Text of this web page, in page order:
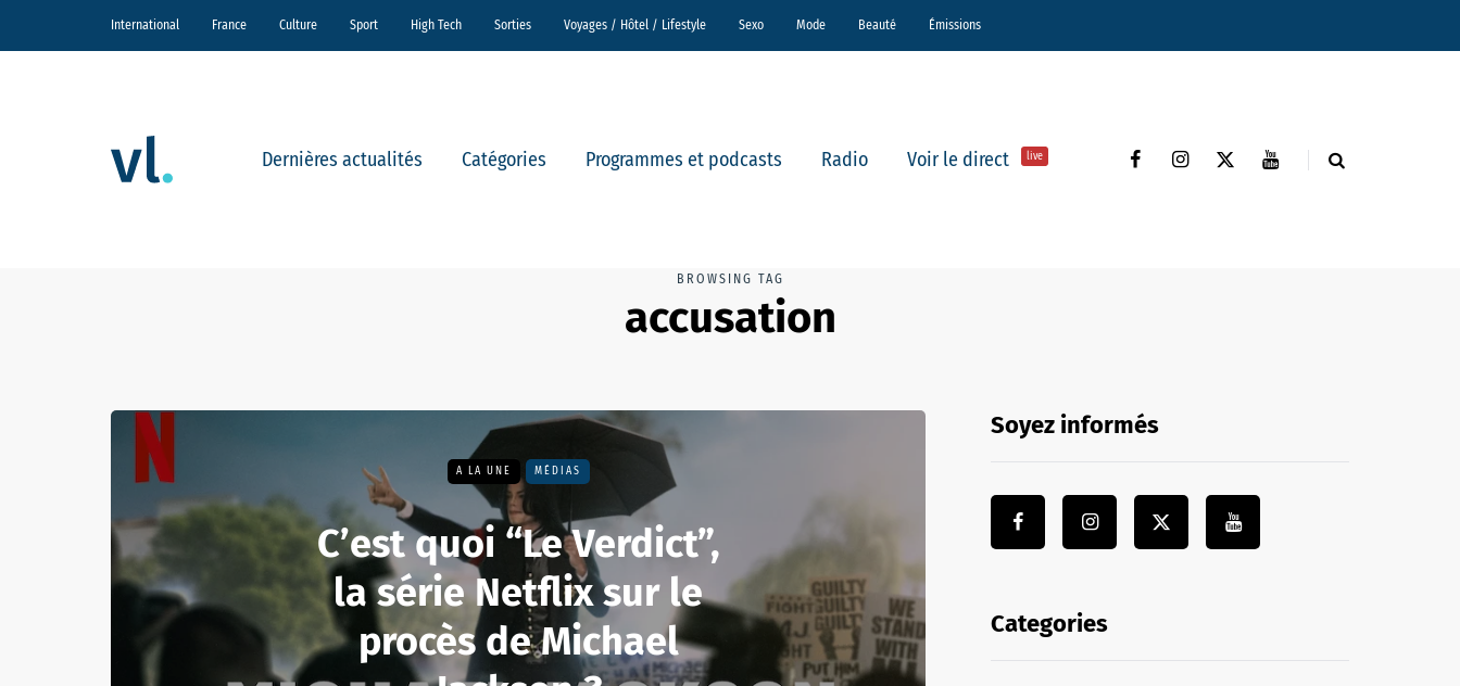
International France Culture Sport High Tech Sorties Voyages / Hôtel / Lifestyle Sexo Mode Beauté Émissions
Dernières actualités Catégories Programmes et podcasts Radio Voir le direct live
BROWSING TAG
accusation
A LA UNE MÉDIAS
C’est quoi “Le Verdict”,
la série Netflix sur le
procès de Michael
Soyez informés
Categories